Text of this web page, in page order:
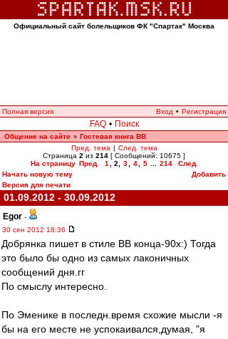
Официальный сайт болельщиков ФК "Спартак" Москва
Полная версия Вход • Регистрация
FAQ • Поиск
Общение на сайте » Гостевая книга ВВ
Пред. тема | След. тема
Страница 2 из 214 [ Сообщений: 10675 ]
На страницу Пред. 1 2 3 4 5 214
След.
Начать новую тему
Добавить
Версия для печати
01.09.2012 - 30.09.2012
Egor -
30 сен 2012 18:36
Добрянка пишет в стиле ВВ конца-90х:) Тогда
это было бы одно из самых лаконичных
сообщений дня.гг
По смыслу интересно.
По Эменике в последн.время схожие мысли -я
бы на его месте не успокаивался,думая, "я